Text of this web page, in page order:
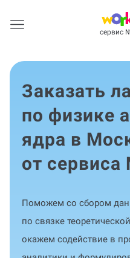
сервис
Заказать
по физике
ядра в
от сервиса
Поможем со сбором
по связке
окажем содействие в